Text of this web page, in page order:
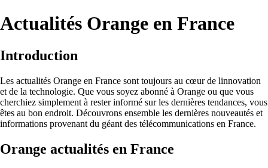
Actualités Orange en France
Introduction
Les actualités Orange en France sont toujours au cœur de linnovation
et de la technologie. Que vous soyez abonné à Orange ou que vous
cherchiez simplement à rester informé sur les dernières tendances, vous
êtes au bon endroit. Découvrons ensemble les dernières nouveautés et
informations provenant du géant des télécommunications en France.
Orange actualités en France